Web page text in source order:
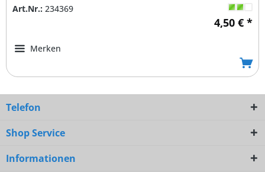
Art.Nr.: 234369
4,50 € *
Merken
Telefon
Shop Service
Informationen